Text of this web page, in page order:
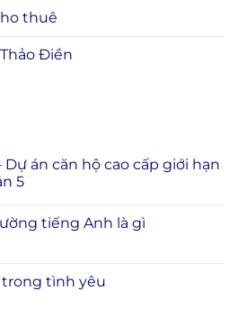
thuê
Điền
Dự án căn hộ cao cấp giới hạn
5
tiếng Anh là gì
trong tình yêu